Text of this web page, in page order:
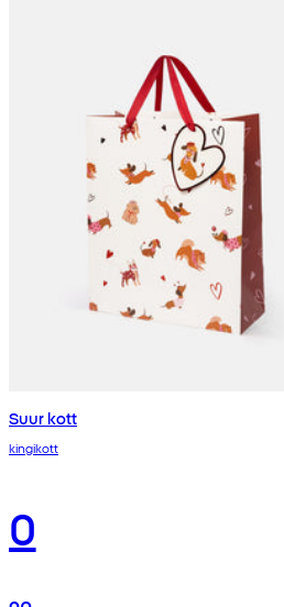
Suur kott
kingikott
0